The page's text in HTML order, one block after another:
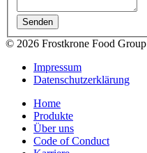
© 2026 Frostkrone Food Group
Impressum
Datenschutzerklärung
Home
Produkte
Über uns
Code of Conduct